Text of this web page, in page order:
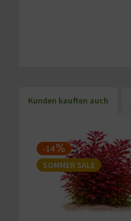
Kunden kauften auch
-14
SOMMER SALE